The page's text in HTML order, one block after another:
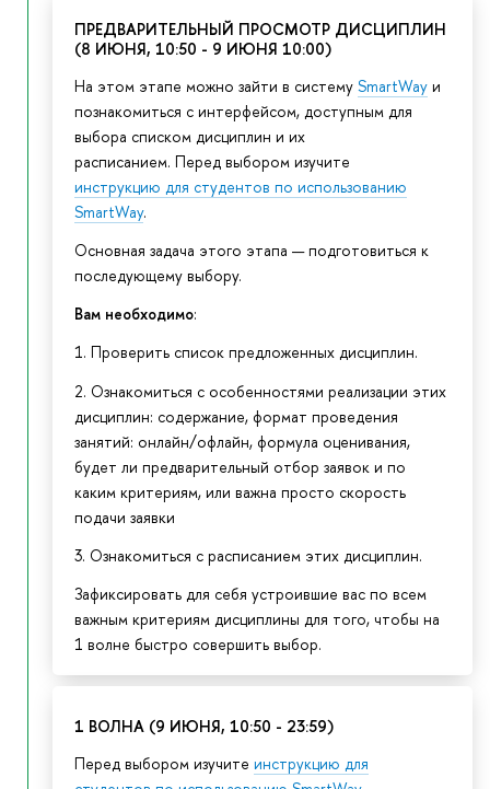
ПРЕДВАРИТЕЛЬНЫЙ ПРОСМОТР ДИСЦИПЛИН
(8 ИЮНЯ, 10:50 - 9 ИЮНЯ 10:00)
На этом этапе можно зайти в систему SmartWayи
познакомиться с интерфейсом, доступным для
выбора списком дисциплин и их
расписанием. Перед выбором изучите
инструкцию для студентов по использованию
SmartWay.
Основная задача этого этапа — подготовиться к
последующему выбору.
Вам необходимо:
1. Проверить список предложенных дисциплин.
2. Ознакомиться с особенностями реализации этих
дисциплин: содержание, формат проведения
занятий: онлайн/офлайн, формула оценивания,
будет ли предварительный отбор заявок и по
каким критериям, или важна просто скорость
подачи заявки
3. Ознакомиться с расписанием этих дисциплин.
Зафиксировать для себя устроившие вас по всем
важным критериям дисциплины для того, чтобы на
1 волне быстро совершить выбор.
1 ВОЛНА (9 ИЮНЯ, 10:50 - 23:59)
Перед выбором изучите инструкцию для